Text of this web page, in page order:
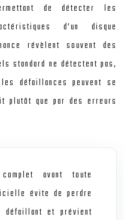
de détecter les
d’un disque
révèlent souvent des
standard ne détectent pas,
défaillances peuvent se
plutôt que par des erreurs
avant toute
évite de perdre
défaillant et prévient